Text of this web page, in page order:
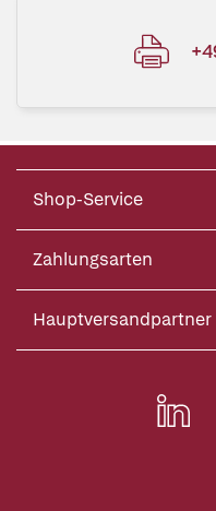
Shop-Service
Zahlungsarten
Hauptversandpartner